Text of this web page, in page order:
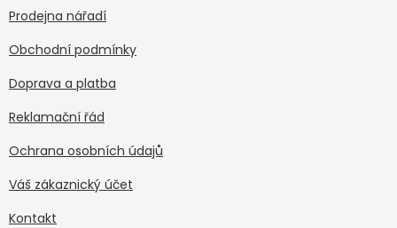
Prodejna nářadí
Obchodní podmínky
Doprava a platba
Reklamační řád
Ochrana osobních údajů
Váš zákaznický účet
Kontakt